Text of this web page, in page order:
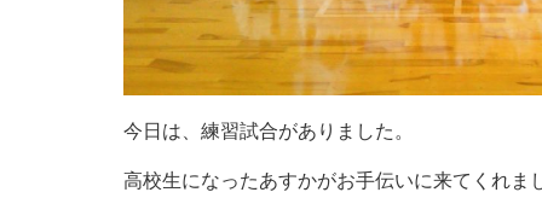
今日は、練習試合がありました。
高校生になったあすかがお手伝いに来てくれま